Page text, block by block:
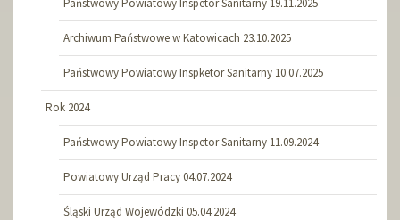
Państwowy Powiatowy Inspetor Sanitarny 19.11.2025
Archiwum Państwowe w Katowicach 23.10.2025
Państwowy Powiatowy Inspketor Sanitarny 10.07.2025
Rok 2024
Państwowy Powiatowy Inspetor Sanitarny 11.09.2024
Powiatowy Urząd Pracy 04.07.2024
Śląski Urząd Wojewódzki 05.04.2024